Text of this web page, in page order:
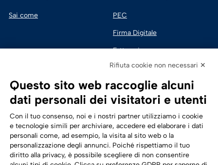
Sai come PEC
Firma Digitale
Fatturazione
Sicurezza Digitale
Cloud
Trasformazione digitale
Energia
Seguici su:
Rifiuta cookie non necessari ✕
Questo sito web raccoglie alcuni
dati personali dei visitatori e utenti
Con il tuo consenso, noi e i nostri partner utilizziamo i cookie
e tecnologie simili per archiviare, accedere ed elaborare i dati
personali come, ad esempio, la visita al sito web o la
personalizzazione degli annunci. Poiché rispettiamo il tuo
diritto alla privacy, è possibile scegliere di non consentire